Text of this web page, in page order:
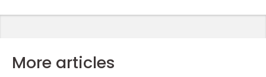
More articles